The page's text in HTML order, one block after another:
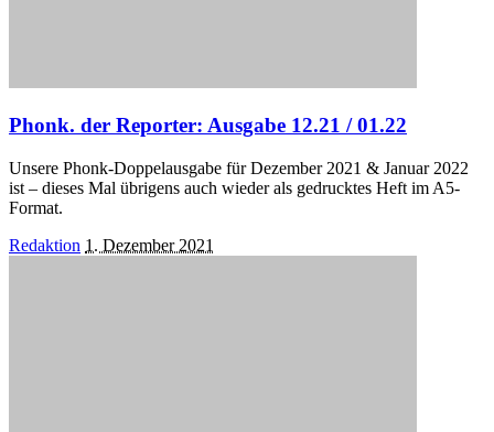
Phonk. der Reporter: Ausgabe 12.21 / 01.22
Unsere Phonk-Doppelausgabe für Dezember 2021 & Januar 2022
ist – dieses Mal übrigens auch wieder als gedrucktes Heft im A5-
Format.
Posted
Redaktion 1. Dezember 2021